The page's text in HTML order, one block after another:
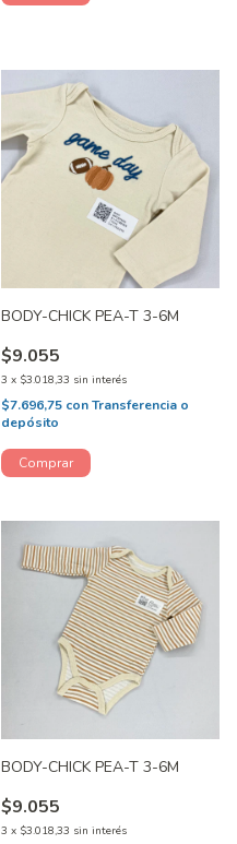
BODY-CHICK PEA-T 3-6M
$9.055
3 x $3.018,33 sin interés
$7.696,75 conTransferencia o
depósito
BODY-CHICK PEA-T 3-6M
$9.055
3 x $3.018,33 sin interés